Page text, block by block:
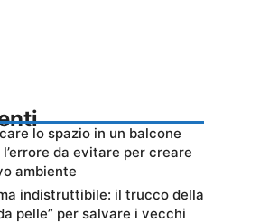
lo spazio in un balcone
da evitare per creare
ambiente
indistruttibile: il trucco della
pelle” per salvare i vecchi